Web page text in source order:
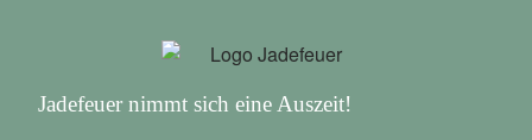
Jadefeuer nimmt sich eine Auszeit!